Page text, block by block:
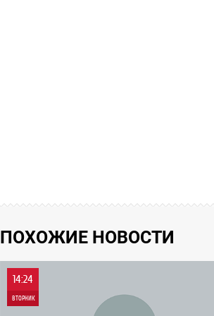
ПОХОЖИЕ НОВОСТИ
14:24
ВТОРНИК